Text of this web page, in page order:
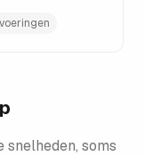
snelheden, soms